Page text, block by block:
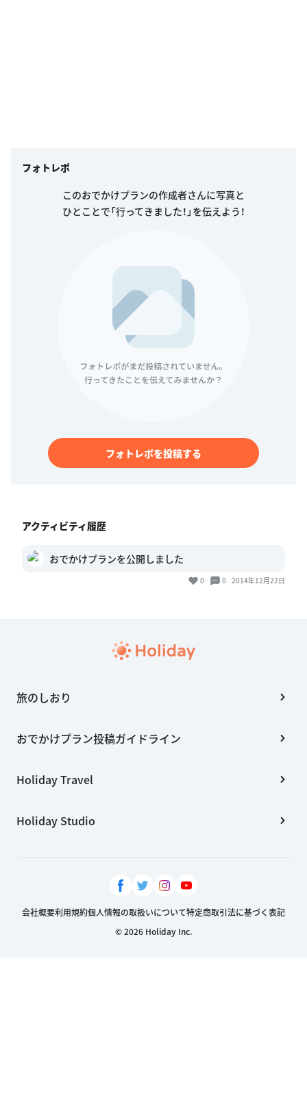
フォトレポ
このおでかけプランの作成者さんに写真と
ひとことで「行ってきました！」を伝えよう！
フォトレポを投稿する
アクティビティ履歴
おでかけプランを公開しました
0 0 2014年12月22日
旅のしおり
おでかけプラン投稿ガイドライン
Holiday Travel
Holiday Studio
会社概要利用規約個人情報の取扱いについて特定商取引法に基づく表記
© 2026 Holiday Inc.